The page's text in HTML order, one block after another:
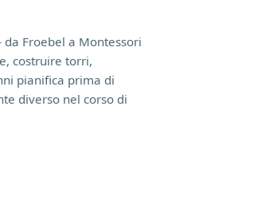
Froebel a Montessori
costruire torri,
pianifica prima di
diverso nel corso di